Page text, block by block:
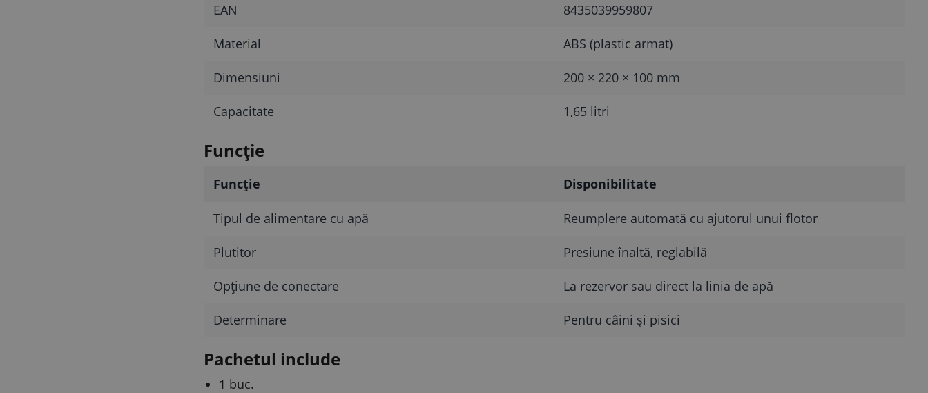
EAN 8435039959807
Material ABS (plastic armat)
Dimensiuni 200 × 220 × 100 mm
Capacitate 1,65 litri
Funcţie
Funcţie Disponibilitate
Tipul de alimentare cu apă Reumplere automată cu ajutorul unui flotor
Plutitor Presiune înaltă, reglabilă
Opțiune de conectare La rezervor sau direct la linia de apă
Determinare Pentru câini și pisici
Pachetul include
1 buc.